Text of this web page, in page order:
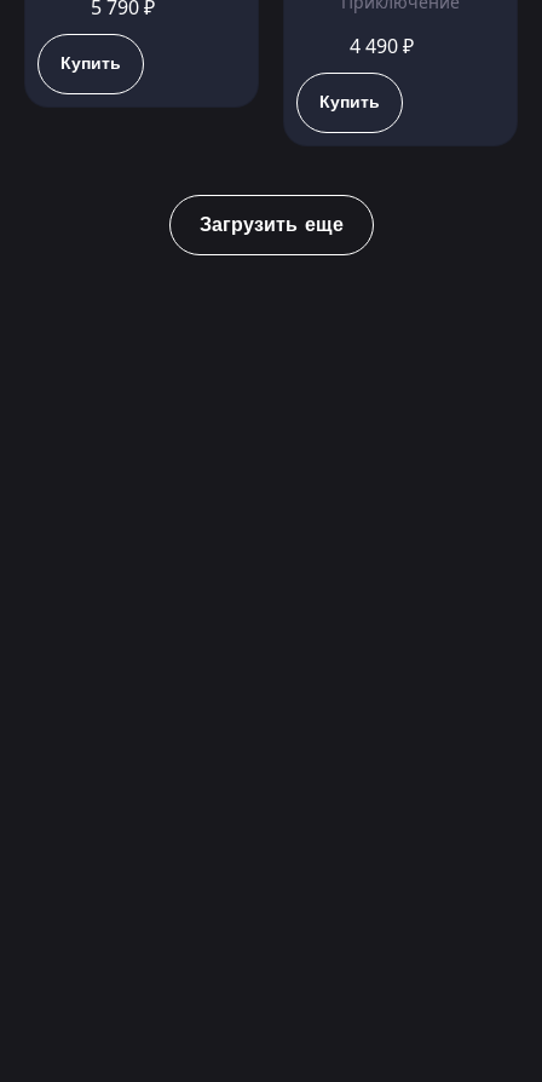
5 790 ₽
Купить
4 490 ₽
Купить
Загрузить еще